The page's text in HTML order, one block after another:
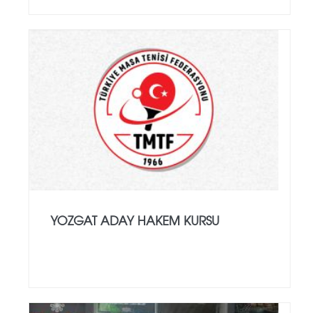
YOZGAT ADAY HAKEM KURSU